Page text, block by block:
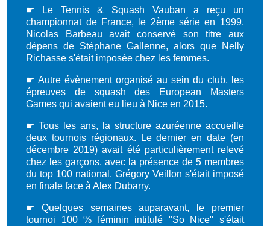
☛
Le Tennis & Squash Vauban a reçu un
championnat de France, le 2ème série en 1999.
Nicolas Barbeau avait conservé son titre aux
dépens de Stéphane Gallenne, alors que Nelly
Richasse s'était imposée chez les femmes.
☛Autre évènement organisé au sein du club, les
épreuves de squash des European Masters
Games qui avaient eu lieu à Nice en 2015.
☛Tous les ans, la structure azuréenne accueille
deux tournois régionaux. Le dernier en date (en
décembre 2019) avait été particulièrement relevé
chez les garçons, avec la présence de 5 membres
du top 100 national. Grégory Veillon s'était imposé
en finale face à Alex Dubarry.
☛ Quelques semaines auparavant, le premier
tournoi 100 % féminin intitulé "So Nice" s'était